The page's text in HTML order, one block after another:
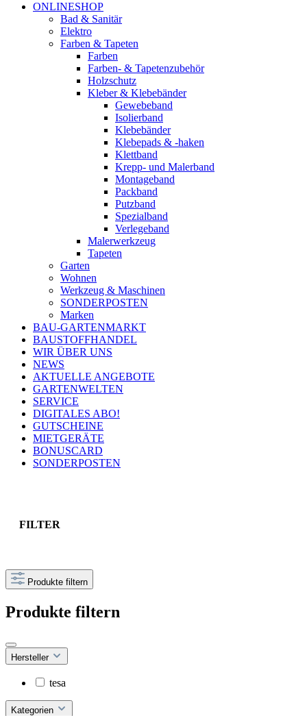
ONLINESHOP
Bad & Sanitär
Elektro
Farben & Tapeten
Farben
Farben- & Tapetenzubehör
Holzschutz
Kleber & Klebebänder
Gewebeband
Isolierband
Klebebänder
Klebepads & -haken
Klettband
Krepp- und Malerband
Montageband
Packband
Putzband
Spezialband
Verlegeband
Malerwerkzeug
Tapeten
Garten
Wohnen
Werkzeug & Maschinen
SONDERPOSTEN
Marken
BAU-GARTENMARKT
BAUSTOFFHANDEL
WIR ÜBER UNS
NEWS
AKTUELLE ANGEBOTE
GARTENWELTEN
SERVICE
DIGITALES ABO!
GUTSCHEINE
MIETGERÄTE
BONUSCARD
SONDERPOSTEN
FILTER
Produkte filtern
Produkte filtern
Hersteller
tesa
Kategorien